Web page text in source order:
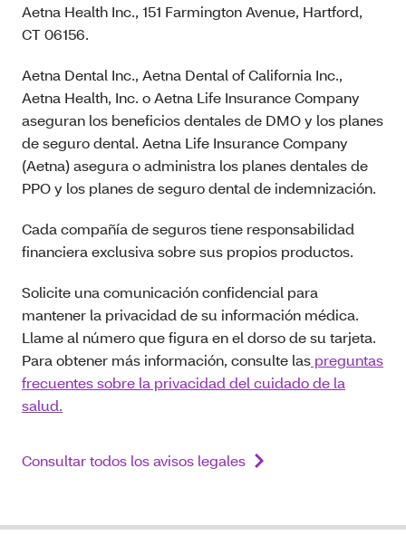
Aetna Health Inc., 151 Farmington Avenue, Hartford,
CT 06156.
Aetna Dental Inc., Aetna Dental of California Inc.,
Aetna Health, Inc. o Aetna Life Insurance Company
aseguran los beneficios dentales de DMO y los planes
de seguro dental. Aetna Life Insurance Company
(Aetna) asegura o administra los planes dentales de
PPO y los planes de seguro dental de indemnización.
Cada compañía de seguros tiene responsabilidad
financiera exclusiva sobre sus propios productos.
Solicite una comunicación confidencial para
mantener la privacidad de su información médica.
Llame al número que figura en el dorso de su tarjeta.
Para obtener más información, consulte las preguntas
frecuentes sobre la privacidad del cuidado de la
salud.
Consultar todos los avisos legales